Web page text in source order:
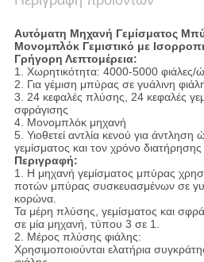
Αυτόματη Μηχανή Γεμίσματος
Μονομπλόκ Γεμιστικό με
Γρήγορη Λεπτομέρεια:
1. Χωρητικότητα: 4000-5000 φιάλες/
2. Για γέμιση μπύρας σε γυάλινη
3. 24 κεφαλές πλύσης, 24 κεφαλές
σφράγισης
4. Μονομπλόκ μηχανή
5. Υιοθετεί αντλία κενού για άντληση
γεμίσματος και τον χρόνο διατήρησης
Περιγραφή:
1. Η μηχανή γεμίσματος μπύρας
ποτών μπύρας συσκευασμένων σε
κορώνα.
Τα μέρη πλύσης, γεμίσματος και
σε μία μηχανή, τύπου 3 σε 1.
2. Μέρος πλύσης φιάλης:
Χρησιμοποιούνται ελατήρια